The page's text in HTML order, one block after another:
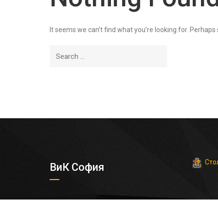
It seems we can’t find what you’re looking for. Perhaps
ВиК София